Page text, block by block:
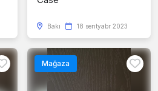
Bakı 18 sentyabr 2023
Mağaza